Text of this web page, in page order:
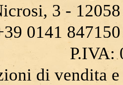
3 -
0141
P.IVA:
di vendita